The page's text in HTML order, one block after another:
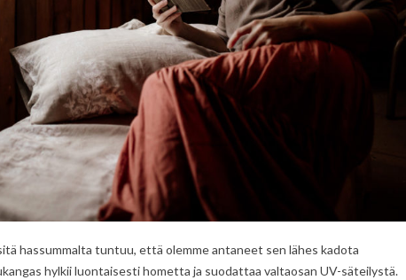
hassummalta tuntuu, että olemme antaneet sen lähes kadota
hylkii luontaisesti hometta ja suodattaa valtaosan UV-säteilystä.